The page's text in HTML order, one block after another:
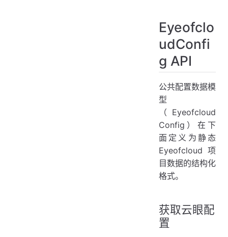
Eyeofclo
udConfi
g API
公共配置数据模
型
（Eyeofcloud
Config）在下
面定义为静态
Eyeofcloud项
目数据的结构化
格式。
获取云眼配
置